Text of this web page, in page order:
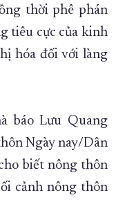
thời phê phán
tiêu cực của kinh
hóa đối với làng
báo Lưu Quang
Ngày nay/Dân
biết nông thôn
cảnh nông thôn